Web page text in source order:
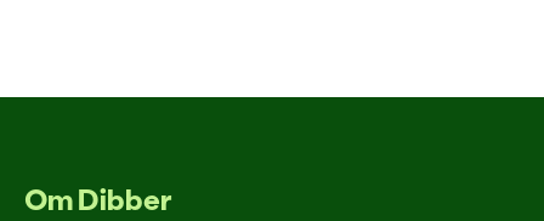
Om Dibber